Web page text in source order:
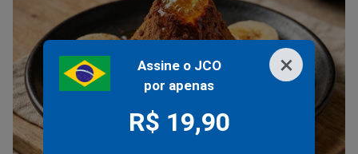
×
Assine o JCO
por apenas
R$ 19,90